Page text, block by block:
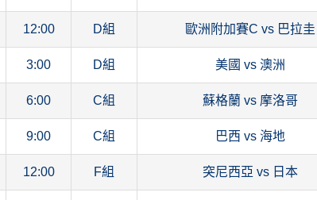
12:00 D組 歐洲附加賽C vs 巴拉圭
3:00 D組 美國 vs 澳洲
6:00 C組 蘇格蘭 vs 摩洛哥
9:00 C組 巴西 vs 海地
12:00 F組 突尼西亞 vs 日本